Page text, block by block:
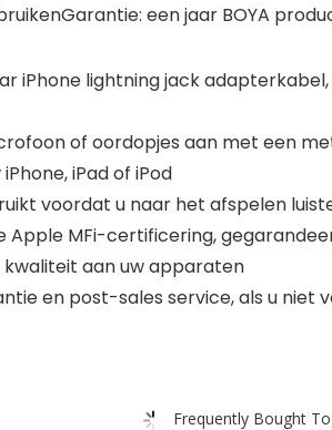
een jaar BOYA
iPhone lightning jack
of oordopjes aan met een
iPad of iPod
voordat u naar het afspelen
Apple MFi-certificering,
aan uw apparaten
en post-sales service, als u
Frequently Bought